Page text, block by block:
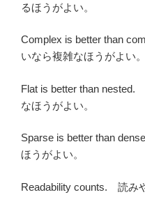
るほうがよい。
Complex is better than
いなら複雑なほうがよい。
Flat is better than
なほうがよい。
Sparse is better than
ほうがよい。
Readability counts. 読み